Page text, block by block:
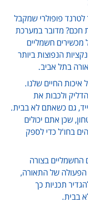
פופולרי שמקבל
חכם? מדובר במערכת
חשמליים
הנפוצות ביותר
בתל אביב.
איכות החיים שלנו.
ולכבות את
גם כשאתם לא בבית.
שכן אתם יכולים
בחו'ל כדי לספק
החשמליים בצורה
הפעולה של התאורה,
תכניות כך
בבית.